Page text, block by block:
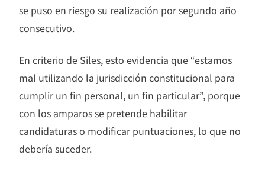
se puso en riesgo su realización por segundo año
consecutivo.
En criterio de Siles, esto evidencia que “estamos
mal utilizando la jurisdicción constitucional para
cumplir un fin personal, un fin particular”, porque
con los amparos se pretende habilitar
candidaturas o modificar puntuaciones, lo que no
debería suceder.